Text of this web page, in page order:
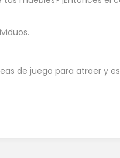
de juego para atraer y